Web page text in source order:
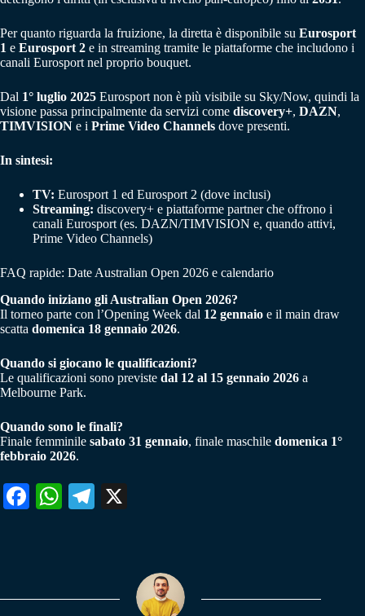
Per quanto riguarda la fruizione, la diretta è disponibile su Eurosport
1 e Eurosport 2 e in streaming tramite le piattaforme che includono i
canali Eurosport nel proprio bouquet.
Dal 1° luglio 2025 Eurosport non è più visibile su Sky/Now, quindi la
visione passa principalmente da servizi come discovery+, DAZN,
TIMVISION e i Prime Video Channels dove presenti.
In sintesi:
TV: Eurosport 1 ed Eurosport 2 (dove inclusi)
Streaming: discovery+ e piattaforme partner che offrono i
canali Eurosport (es. DAZN/TIMVISION e, quando attivi,
Prime Video Channels)
FAQ rapide: Date Australian Open 2026 e calendario
Quando iniziano gli Australian Open 2026?
Il torneo parte con l’Opening Week dal 12 gennaio e il main draw
scatta domenica 18 gennaio 2026.
Quando si giocano le qualificazioni?
Le qualificazioni sono previste dal 12 al 15 gennaio 2026 a
Melbourne Park.
Quando sono le finali?
Finale femminile sabato 31 gennaio, finale maschile domenica 1°
febbraio 2026.
Fa W
pp
Te
m